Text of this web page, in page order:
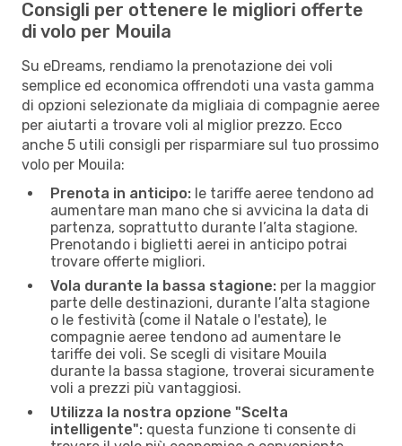
Consigli per ottenere le migliori offerte
di volo per Mouila
Su eDreams, rendiamo la prenotazione dei voli
semplice ed economica offrendoti una vasta gamma
di opzioni selezionate da migliaia di compagnie aeree
per aiutarti a trovare voli al miglior prezzo. Ecco
anche 5 utili consigli per risparmiare sul tuo prossimo
volo per Mouila:
Prenota in anticipo: le tariffe aeree tendono ad
aumentare man mano che si avvicina la data di
partenza, soprattutto durante l’alta stagione.
Prenotando i biglietti aerei in anticipo potrai
trovare offerte migliori.
Vola durante la bassa stagione: per la maggior
parte delle destinazioni, durante l’alta stagione
o le festività (come il Natale o l'estate), le
compagnie aeree tendono ad aumentare le
tariffe dei voli. Se scegli di visitare Mouila
durante la bassa stagione, troverai sicuramente
voli a prezzi più vantaggiosi.
Utilizza la nostra opzione "Scelta
intelligente": questa funzione ti consente di